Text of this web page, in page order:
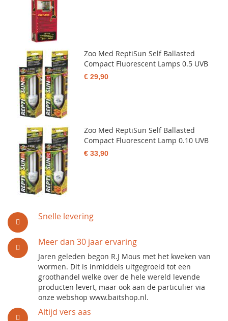
Snelle levering
Meer dan 30 jaar ervaring
Jaren geleden begon R.J Mous met het kweken van
wormen. Dit is inmiddels uitgegroeid tot een
groothandel welke over de hele wereld levende
producten levert, maar ook aan de particulier via
onze webshop www.baitshop.nl.
Altijd vers aas
Zoo Med ReptiSun Self Ballasted
Compact Fluorescent Lamps 0.5 UVB
€ 29,90
Zoo Med ReptiSun Self Ballasted
Compact Fluorescent Lamp 0.10 UVB
€ 33,90